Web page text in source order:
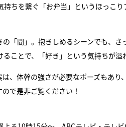
持ちを繋ぐ「お弁当」というほっこ
「間」。抱きしめるシーンでも、
ことで、「好き」という気持ちが溢
、体幹の強さが必要なポーズもあ
で是非ご覧ください！